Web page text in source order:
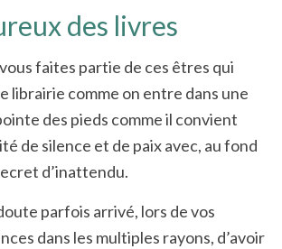
des livres
faites partie de ces êtres qui
librairie comme on entre dans une
des pieds comme il convient
de silence et de paix avec, au fond
d’inattendu.
parfois arrivé, lors de vos
dans les multiples rayons, d’avoir